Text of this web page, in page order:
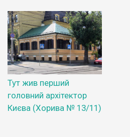
Тут жив перший
головний архітектор
Києва (Хорива № 13/11)